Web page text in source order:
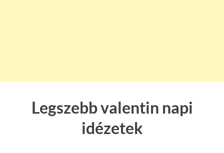
Legszebb valentin napi
idézetek